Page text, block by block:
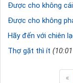
Được cho không
Được cho không
Hãy đến với chiên
Thợ gặt thì ít
«